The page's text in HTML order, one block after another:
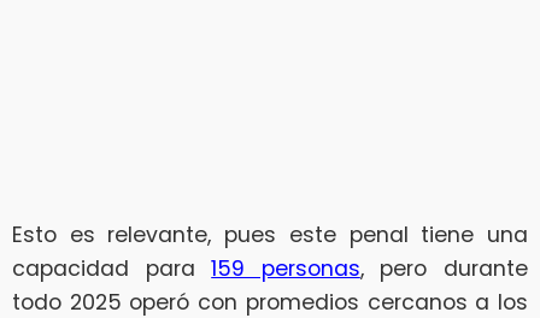
Esto es relevante, pues este penal tiene una
capacidad para159 personas, pero durante
todo 2025 operó con promedios cercanos a los